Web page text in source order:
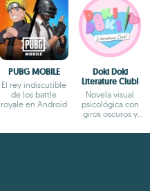
PUBG MOBILE
El rey indiscutible
de los battle
royale en Android
Doki Doki
Literature Club!
Novela visual
psicológica con
giros oscuros y